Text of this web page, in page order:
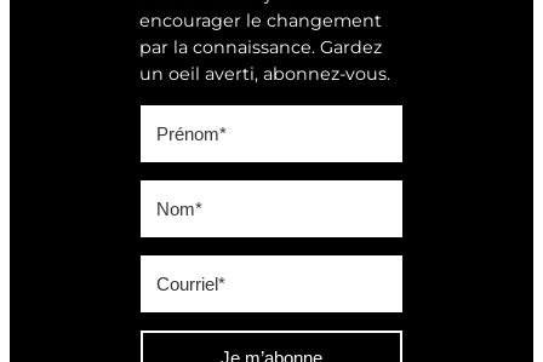
encourager le changement
par la connaissance. Gardez
un oeil averti, abonnez-vous.
Je m’abonne